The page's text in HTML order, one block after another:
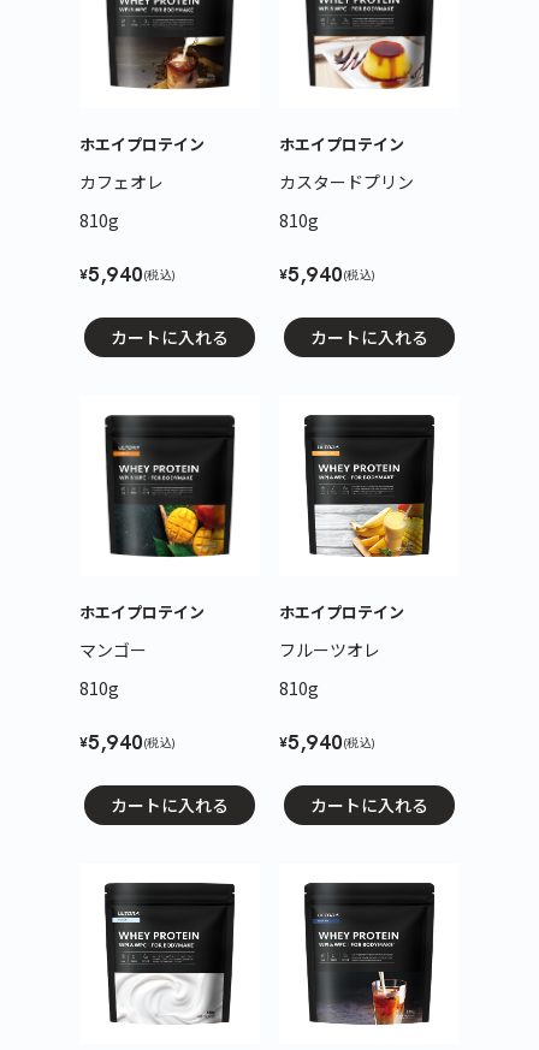
ホエイプロテイン
カフェオレ
810g
¥5,940(税込)
カートに入れる
ホエイプロテイン
カスタードプリン
810g
¥5,940(税込)
カートに入れる
ホエイプロテイン
マンゴー
810g
¥5,940(税込)
カートに入れる
ホエイプロテイン
フルーツオレ
810g
¥5,940(税込)
カートに入れる